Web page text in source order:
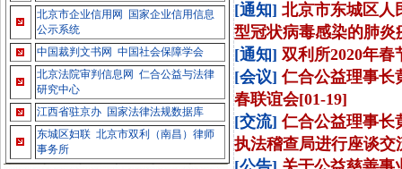
北京市企业信用网
国家企业信用信息
公示系统
中国裁判文书网 中国社会保障学会
北京法院审判信息网 仁合公益与法律
研究中心
江西省驻京办
国家法律法规数据库
东城区妇联 北京市双利（南昌）律师
事务所
[通知] 北京市东城区人
型冠状病毒感染的肺炎
[通知] 双利所2020年春
[会议] 仁合公益理事长
春联谊会[01-19]
[交流] 仁合公益理事长
执法稽查局进行座谈交